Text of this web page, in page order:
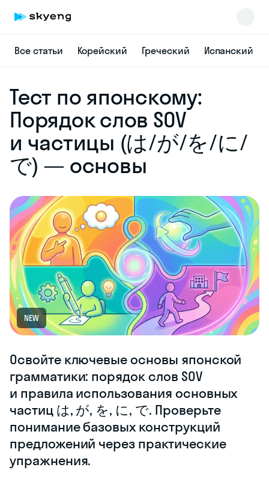
Все статьи Корейский Греческий Испанский
Тест по японскому:
Порядок слов SOV
и частицы (は/が/を/に/
で) — основы
NEW
Освойте ключевые основы японской
грамматики: порядок слов SOV
и правила использования основных
частиц は, が, を, に, で. Проверьте
понимание базовых конструкций
предложений через практические
упражнения.
online